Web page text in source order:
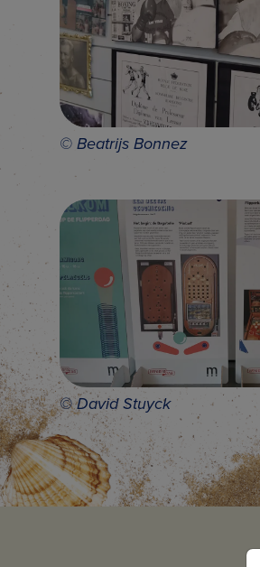
© Beatrijs Bonnez
© David Stuyck